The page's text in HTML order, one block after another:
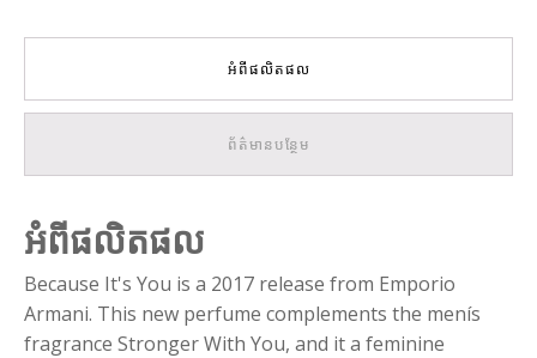
អំពីផលិតផល
ព័ត៌មានបន្ថែម
អំពីផលិតផល
Because It's You is a 2017 release from Emporio
Armani. This new perfume complements the menís
fragrance Stronger With You, and it a feminine